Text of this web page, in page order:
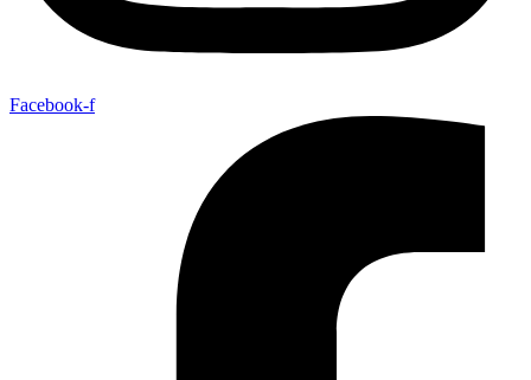
Facebook-f